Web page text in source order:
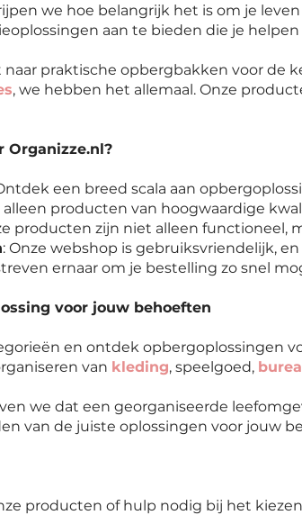
we hoe belangrijk het is om je
aan te bieden die je
naar praktische opbergbakken voor de
, we hebben het allemaal. Onze
Organizze.nl?
een breed scala aan
alleen producten van hoogwaardige
producten zijn niet alleen functioneel,
: Onze webshop is gebruiksvriendelijk,
ernaar om je bestelling zo snel
voor jouw behoeften
en ontdek opbergoplossingen
van kleding, speelgoed,
we dat een georganiseerde
van de juiste oplossingen voor jouw
producten of hulp nodig bij het